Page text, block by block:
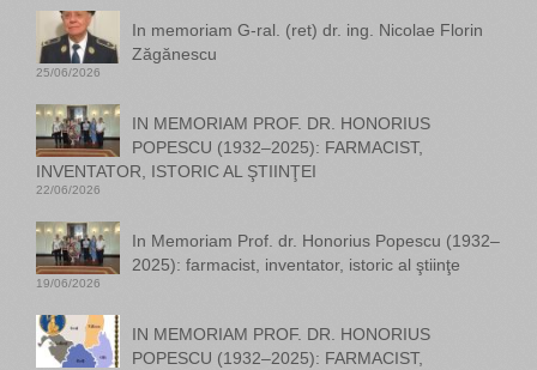
In memoriam G-ral. (ret) dr. ing. Nicolae Florin
Zăgănescu
25/06/2026
IN MEMORIAM PROF. DR. HONORIUS
POPESCU (1932–2025): FARMACIST,
INVENTATOR, ISTORIC AL ŞTIINŢEI
22/06/2026
In Memoriam Prof. dr. Honorius Popescu (1932–
2025): farmacist, inventator, istoric al ştiinţe
19/06/2026
IN MEMORIAM PROF. DR. HONORIUS
POPESCU (1932–2025): FARMACIST,